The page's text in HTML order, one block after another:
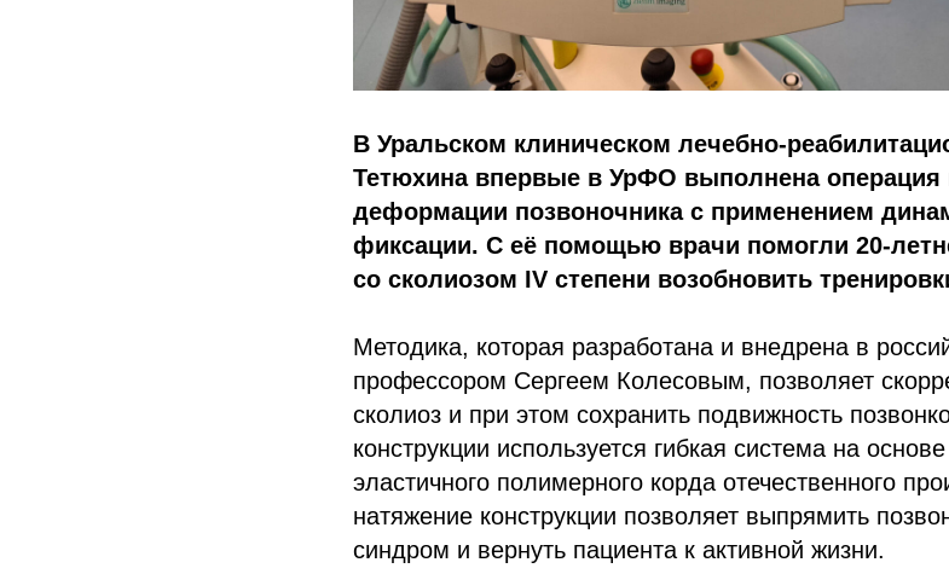
В Уральском клиническом лечебно-
Тетюхина впервые в УрФО выполнена операция
деформации позвоночника с применением
фиксации. С её помощью врачи помогли 20-
со сколиозом IV степени возобновить
Методика, которая разработана и внедрена в
профессором Сергеем Колесовым, позволяет
сколиоз и при этом сохранить подвижность
конструкции используется гибкая система на
эластичного полимерного корда отечественного
натяжение конструкции позволяет выпрямить
синдром и вернуть пациента к активной жизни.